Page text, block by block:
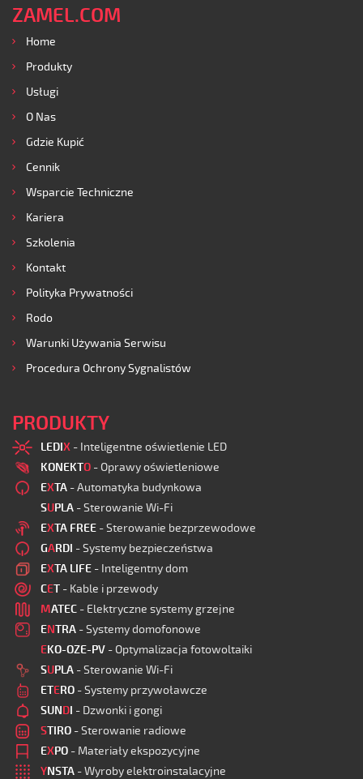
ZAMEL.COM
Home
Produkty
Usługi
O Nas
Gdzie Kupić
Cennik
Wsparcie Techniczne
Kariera
Szkolenia
Kontakt
Polityka Prywatności
Rodo
Warunki Używania Serwisu
Procedura Ochrony Sygnalistów
PRODUKTY
LEDIX - Inteligentne oświetlenie LED
KONEKTO - Oprawy oświetleniowe
EXTA - Automatyka budynkowa
SUPLA - Sterowanie Wi-Fi
EXTA FREE - Sterowanie bezprzewodowe
GARDI - Systemy bezpieczeństwa
EXTA LIFE - Inteligentny dom
CET - Kable i przewody
MATEC - Elektryczne systemy grzejne
ENTRA - Systemy domofonowe
EKO-OZE-PV - Optymalizacja fotowoltaiki
SUPLA - Sterowanie Wi-Fi
ETERO - Systemy przywoławcze
SUNDI - Dzwonki i gongi
STIRO - Sterowanie radiowe
EXPO - Materiały ekspozycyjne
YNSTA - Wyroby elektroinstalacyjne